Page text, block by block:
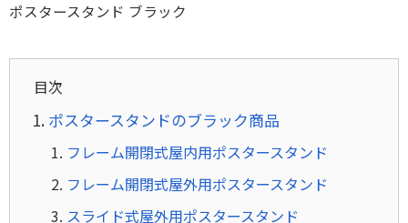
ポスタースタンド ブラック
目次
ポスタースタンドのブラック商品
フレーム開閉式屋内用ポスタースタンド
フレーム開閉式屋外用ポスタースタンド
スライド式屋外用ポスタースタンド